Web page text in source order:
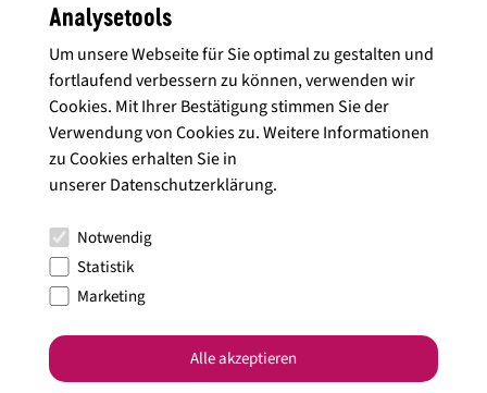
Ja, ich habe dieDatenschutzbedingungen
Alle Artikel anzeigen
Analysetools
Um unsere Webseite für Sie optimal zu gestalten und
fortlaufend verbessern zu können, verwenden wir
Cookies. Mit Ihrer Bestätigung stimmen Sie der
Verwendung von Cookies zu. Weitere Informationen
zu Cookies erhalten Sie in
unsererDatenschutzerklärung.
Notwendig
Statistik
Marketing
Alle akzeptieren